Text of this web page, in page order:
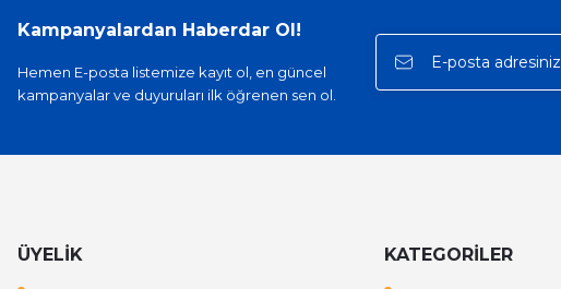
Kampanyalardan Haberdar Ol!
Hemen E-posta listemize kayıt ol, en güncel
kampanyalar ve duyuruları ilk öğrenen sen ol.
ÜYELİK KATEGORİLER